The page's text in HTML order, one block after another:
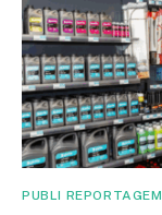
PUBLI REPORTAGEM